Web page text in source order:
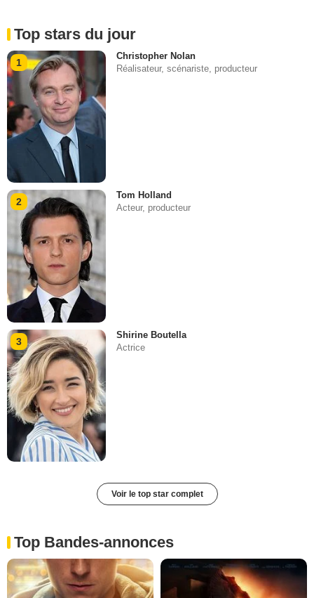
Top stars du jour
1
Christopher Nolan
Réalisateur, scénariste, producteur
2
Tom Holland
Acteur, producteur
3
Shirine Boutella
Actrice
Voir le top star complet
Top Bandes-annonces